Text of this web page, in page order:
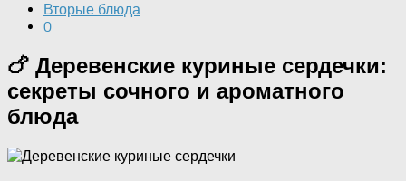
Вторые блюда
0
🍗 Деревенские куриные сердечки:
секреты сочного и ароматного
блюда